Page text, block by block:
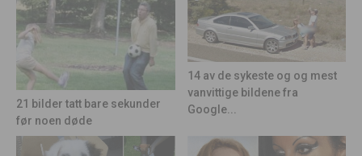
21 bilder tatt bare sekunder
før noen døde
14 av de sykeste og og mest
vanvittige bildene fra
Google...